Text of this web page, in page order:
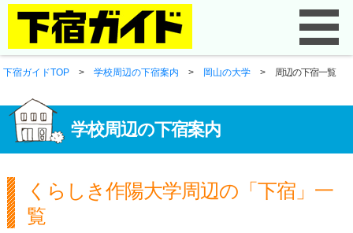
下宿ガイドTOP >学校周辺の下宿案内 > 岡山の大学 > 周辺の下宿一覧
学校周辺の下宿案内
くらしき作陽大学周辺の「下宿」一
覧